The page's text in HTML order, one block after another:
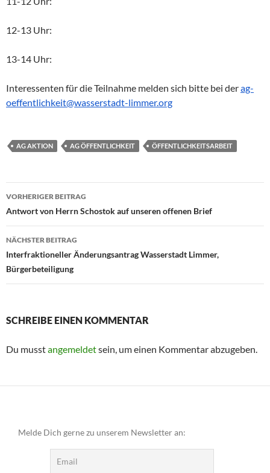
12-13 Uhr:
13-14 Uhr:
Interessenten für die Teilnahme melden sich bitte bei derag-
oeffentlichkeit@wasserstadt-limmer.org
AG AKTION AG ÖFFENTLICHKEIT ÖFFENTLICHKEITSARBEIT
Beitragsnavigation
VORHERIGER BEITRAG
Antwort von Herrn Schostok auf unseren offenen Brief
NÄCHSTER BEITRAG
Interfraktioneller Änderungsantrag Wasserstadt Limmer,
Bürgerbeteiligung
SCHREIBE EINEN KOMMENTAR
Du musstangemeldetsein, um einen Kommentar abzugeben.
Melde Dich gerne zu unserem Newsletter an: